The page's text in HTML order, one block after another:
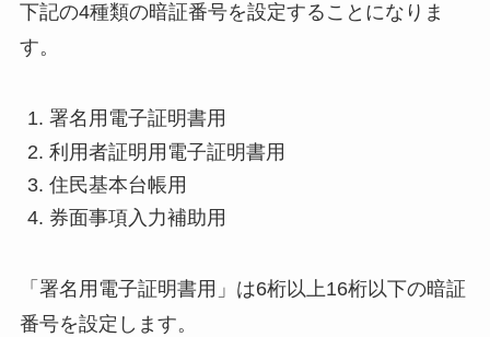
下記の4種類の暗証番号を設定することになりま
す。
署名用電子証明書用
利用者証明用電子証明書用
住民基本台帳用
券面事項入力補助用
「署名用電子証明書用」は6桁以上16桁以下の暗証
番号を設定します。